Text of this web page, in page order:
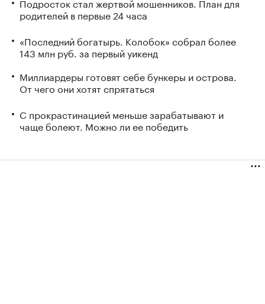
родителей в первые 24 часа
«Последний богатырь. Колобок» собрал более
143 млн руб. за первый уикенд
Миллиардеры готовят себе бункеры и острова.
От чего они хотят спрятаться
С прокрастинацией меньше зарабатывают и
чаще болеют. Можно ли ее победить